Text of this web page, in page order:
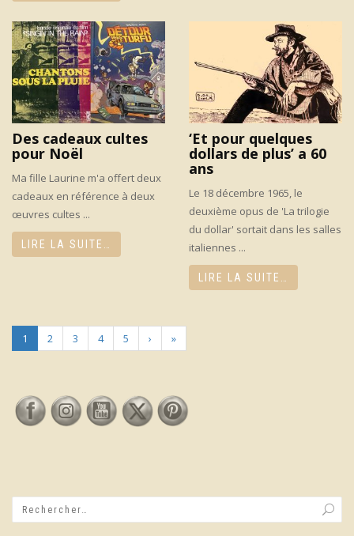
Des cadeaux cultes
pour Noël
Ma fille Laurine m'a offert deux
cadeaux en référence à deux
œuvres cultes ...
LIRE LA SUITE…
‘Et pour quelques
dollars de plus’ a 60
ans
Le 18 décembre 1965, le
deuxième opus de 'La trilogie
du dollar' sortait dans les salles
italiennes ...
LIRE LA SUITE…
1 2 3 4 5 › »